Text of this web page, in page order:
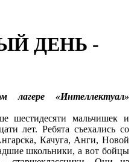
ДЕНЬ -
лагере «Интеллектуал»
шестидесяти мальчишек и
лет. Ребята съехались со
Качуга, Анги, Новой
школьники, а вот бойцы